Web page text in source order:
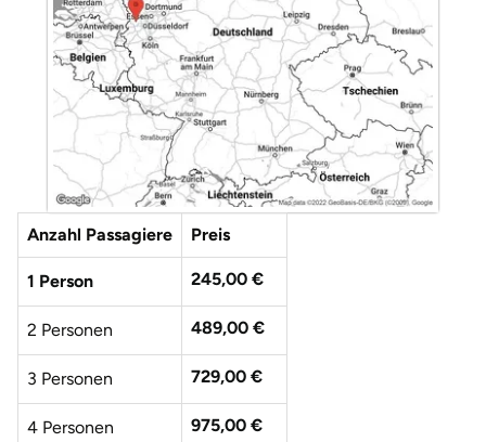
Anzahl Passagiere Preis
1 Person 245,00 €
2 Personen 489,00 €
3 Personen 729,00 €
4 Personen 975,00 €
Erfurt
Erlangen
Flensburg
Frankfurt am Main
Freiburg
Fulda